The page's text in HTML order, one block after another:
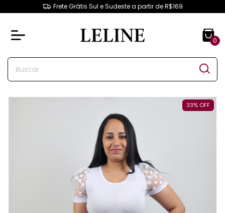
Frete Grátis Sul e Sudeste a partir de R$169
0
33% OFF